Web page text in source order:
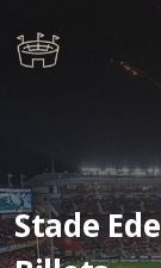
Stade